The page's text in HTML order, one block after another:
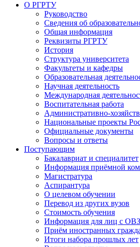
О РГРТУ
Руководство
Сведения об
Общая информация
Реквизиты РГРТУ
История
Структура университета
Факультеты и кафедры
Образовательная
Научная деятельность
Международная
Воспитательная работа
Административно-
Национальные проекты
Официальные документы
Вопросы и ответы
Поступающим
Бакалавриат и специалитет
Информация приёмной
Магистратура
Аспирантура
О целевом обучении
Перевод из других вузов
Стоимость обучения
Информация для лиц с ОВЗ
Приём иностранных
Итоги набора прошлых лет